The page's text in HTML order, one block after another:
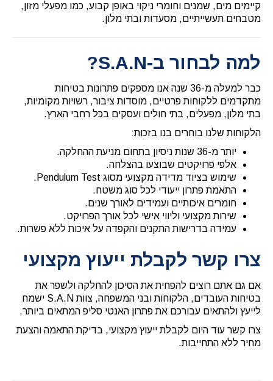
קיימים מים, שמנים וחומרי ניקוי באופן קבוע, כמו מפעלי מזון,
מטבחים תעשייתיים, מסעדות ובתי מלון.
למה לבחור ב-S.A.N?
כבר למעלה מ-36 שנה אנו מספקים פתרונות בטיחות
מתקדמים ללקוחות פרטיים, מוסדות ציבור, רשויות מקומיות,
בתי מלון, מפעלים, בתי חולים ועסקים בכל רחבי הארץ.
הלקוחות שלנו בוחרים בנו בזכות:
יותר מ-36 שנות ניסיון בתחום מניעת ההחלקה.
אלפי פרויקטים שבוצעו בהצלחה.
שימוש בציוד מדידה מקצועי מסוג Pendulum Test.
התאמת פתרון ייעודי לכל סוג משטח.
חומרים איכותיים ועמידים לאורך שנים.
שירות מקצועי וליווי אישי לכל אורך הפרויקט.
עמידה בדרישות התקנים והקפדה על איכות ללא פשרות.
צרו קשר לקבלת ייעוץ מקצועי
אם גם אתם רוצים להפחית את הסיכון להחלקה ולשפר את
בטיחות העובדים, הלקוחות ובני המשפחה, צוות S.A.N ישמח
לייעץ ולהתאים עבורכם את פתרון האנטי סליפ המתאים ביותר.
צרו קשר עוד היום לקבלת ייעוץ מקצועי, בדיקת התאמה והצעת
מחיר ללא התחייבות.